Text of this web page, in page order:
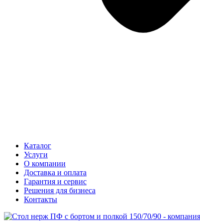
Каталог
Услуги
О компании
Доставка и оплата
Гарантия и сервис
Решения для бизнеса
Контакты